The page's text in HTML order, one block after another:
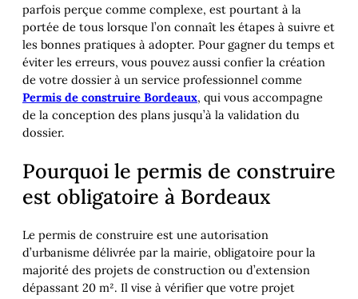
parfois perçue comme complexe, est pourtant à la
portée de tous lorsque l’on connaît les étapes à suivre et
les bonnes pratiques à adopter. Pour gagner du temps et
éviter les erreurs, vous pouvez aussi confier la création
de votre dossier à un service professionnel comme
Permis de construire Bordeaux, qui vous accompagne
de la conception des plans jusqu’à la validation du
dossier.
Pourquoi le permis de construire
est obligatoire à Bordeaux
Le permis de construire est une autorisation
d’urbanisme délivrée par la mairie, obligatoire pour la
majorité des projets de construction ou d’extension
dépassant 20 m². Il vise à vérifier que votre projet